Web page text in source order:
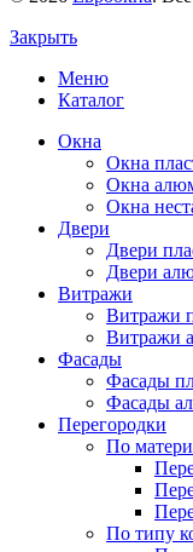
Закрыть
Меню
Каталог
Окна
Окна
Окна
Окна
Двери
Двери
Двери
Витражи
Витражи
Витражи
Фасады
Фасады
Фасады
Перегородки
По
По типу